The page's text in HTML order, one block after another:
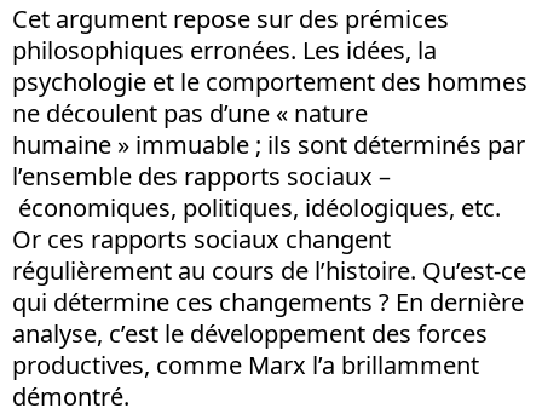
Cet argument repose sur des prémices
philosophiques erronées. Les idées, la
psychologie et le comportement des hommes
ne découlent pas d’une « nature
humaine » immuable ; ils sont déterminés par
l’ensemble des rapports sociaux –
économiques, politiques, idéologiques, etc.
Or ces rapports sociaux changent
régulièrement au cours de l’histoire. Qu’est-ce
qui détermine ces changements ? En dernière
analyse, c’est le développement des forces
productives, comme Marx l’a brillamment
démontré.